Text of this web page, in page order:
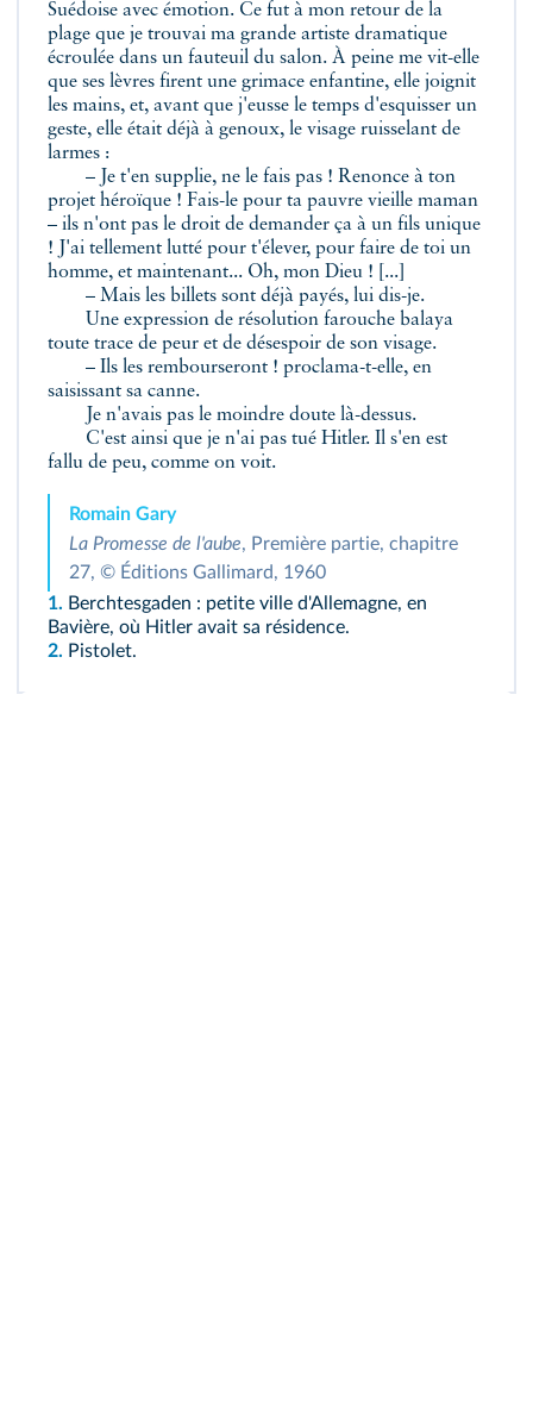
Suédoise avec émotion. Ce fut à mon retour de la
plage que je trouvai ma grande artiste dramatique
écroulée dans un fauteuil du salon. À peine me vit-elle
que ses lèvres firent une grimace enfantine, elle joignit
les mains, et, avant que j'eusse le temps d'esquisser un
geste, elle était déjà à genoux, le visage ruisselant de
larmes :
– Je t'en supplie, ne le fais pas ! Renonce à ton
projet héroïque ! Fais-le pour ta pauvre vieille maman
– ils n'ont pas le droit de demander ça à un fils unique
! J'ai tellement lutté pour t'élever, pour faire de toi un
homme, et maintenant... Oh, mon Dieu ! [...]
– Mais les billets sont déjà payés, lui dis-je.
Une expression de résolution farouche balaya
toute trace de peur et de désespoir de son visage.
– Ils les rembourseront ! proclama-t-elle, en
saisissant sa canne.
Je n'avais pas le moindre doute là-dessus.
C'est ainsi que je n'ai pas tué Hitler. Il s'en est
fallu de peu, comme on voit.
Romain Gary
La Promesse de l'aube, Première partie, chapitre
27, © Éditions Gallimard, 1960
1. Berchtesgaden : petite ville d'Allemagne, en
Bavière, où Hitler avait sa résidence.
2. Pistolet.